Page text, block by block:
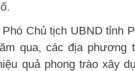
Chủ tịch UBND tỉnh
qua, các địa phương
quả phong trào xây